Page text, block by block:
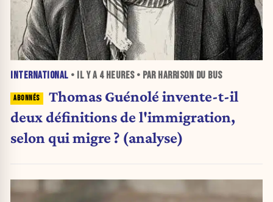
INTERNATIONAL • IL Y A 4 HEURES• PAR HARRISON DU BUS
Thomas Guénolé invente-t-il
deux définitions de l'immigration,
selon qui migre ? (analyse)